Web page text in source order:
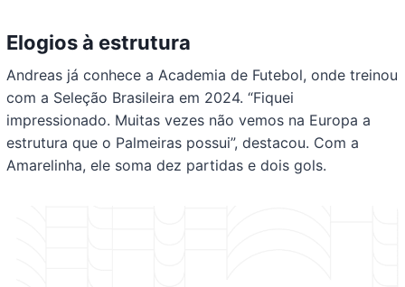
Elogios à estrutura
Andreas já conhece a Academia de Futebol, onde treinou
com a Seleção Brasileira em 2024. “Fiquei
impressionado. Muitas vezes não vemos na Europa a
estrutura que o Palmeiras possui”, destacou. Com a
Amarelinha, ele soma dez partidas e dois gols.